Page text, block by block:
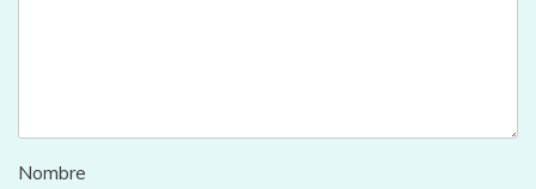
Nombre